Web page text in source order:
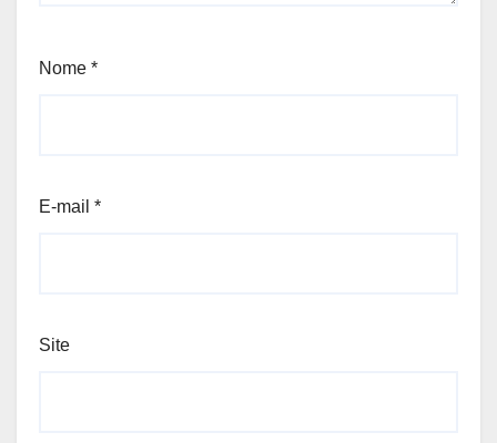
Nome *
E-mail *
Site